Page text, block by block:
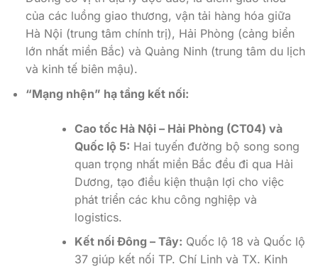
của các luồng giao thương, vận tải hàng hóa giữa
Hà Nội (trung tâm chính trị), Hải Phòng (cảng biển
lớn nhất miền Bắc) và Quảng Ninh (trung tâm du lịch
và kinh tế biên mậu).
“Mạng nhện” hạ tầng kết nối:
Cao tốc Hà Nội – Hải Phòng (CT04) và
Quốc lộ 5: Hai tuyến đường bộ song song
quan trọng nhất miền Bắc đều đi qua Hải
Dương, tạo điều kiện thuận lợi cho việc
phát triển các khu công nghiệp và
logistics.
Kết nối Đông – Tây: Quốc lộ 18 và Quốc lộ
37 giúp kết nối TP. Chí Linh và TX. Kinh